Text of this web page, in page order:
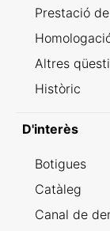
Prestació
Altres
Històric
D'interès
Botigues
Catàleg
Canal de